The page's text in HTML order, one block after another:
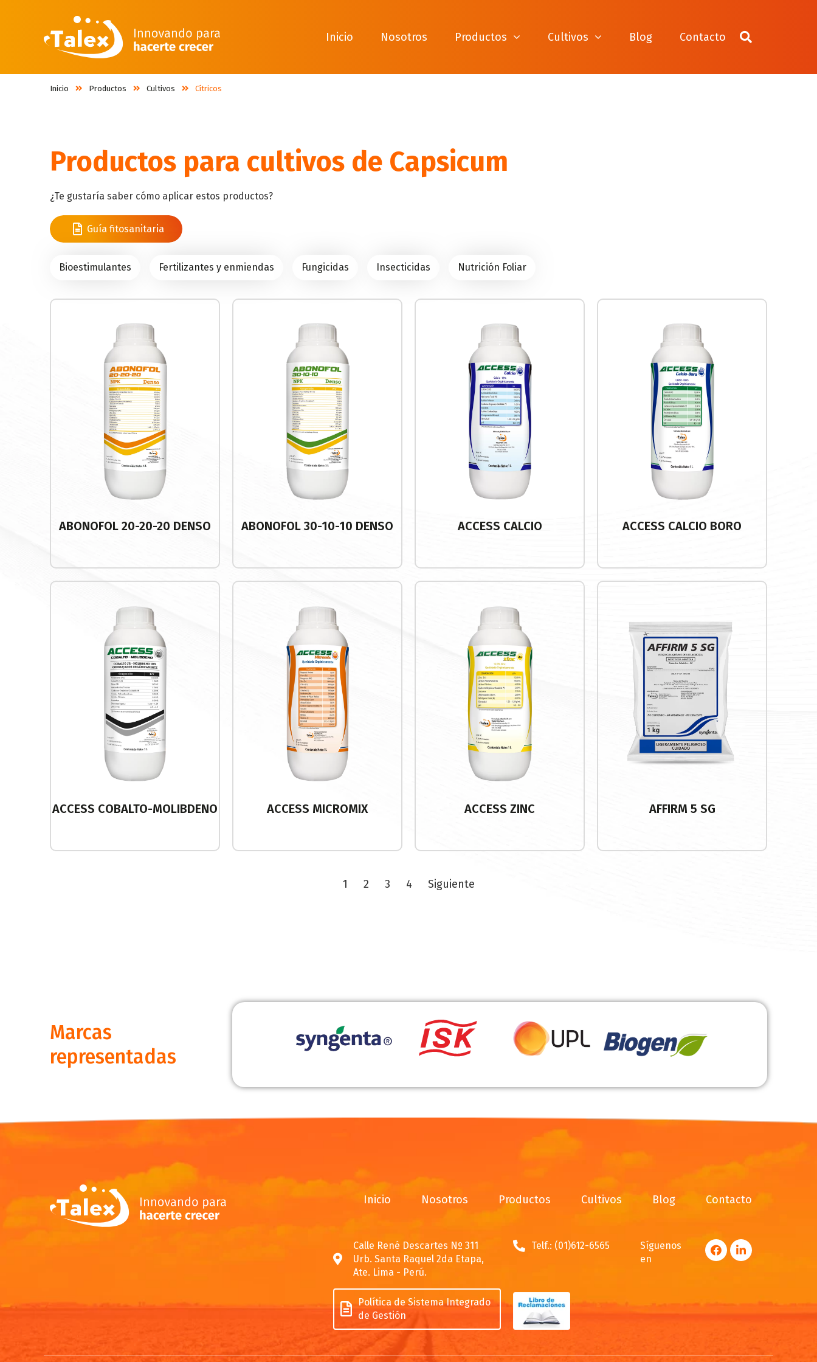
Inicio Nosotros Productos Cultivos Blog Contacto
Inicio Productos Cultivos Cítricos
Productos para cultivos de Capsicum
¿Te gustaría saber cómo aplicar estos productos?
Guía fitosanitaria
Bioestimulantes Fertilizantes y enmiendas Fungicidas Insecticidas Nutrición Foliar
ABONOFOL 20-20-20 DENSO ABONOFOL 30-10-10 DENSO ACCESS CALCIO ACCESS CALCIO BORO
ACCESS COBALTO-MOLIBDENO ACCESS MICROMIX ACCESS ZINC AFFIRM 5 SG
1 2 3 4 Siguiente
Marcas
representadas
Inicio Nosotros Productos Cultivos Blog Contacto
Calle René Descartes Nº 311
Urb. Santa Raquel 2da Etapa,
Ate. Lima - Perú.
Política de Sistema Integrado
de Gestión
Telf.: (01)612-6565
Síguenos
en
Buscar